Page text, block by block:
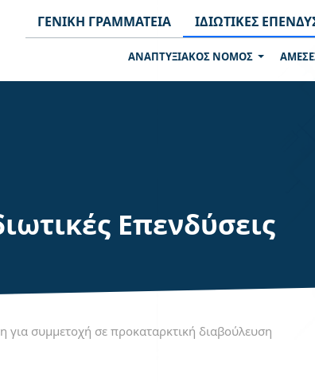
ΓΕΝΙΚΗ ΓΡΑΜΜΑΤΕΙΑ ΙΔΙΩΤΙΚΕΣ
ΑΝΑΠΤΥΞΙΑΚΟΣ ΝΟΜΟΣ
Επενδύσεις
για συμμετοχή σε προκαταρκτική διαβούλευση